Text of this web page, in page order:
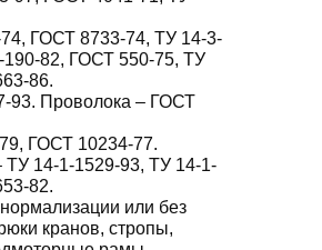
ГОСТ 8733-74, ТУ 14-3-
82, ГОСТ 550-75, ТУ
86.
93. Проволока – ГОСТ
ГОСТ 10234-77.
ТУ 14-1-1529-93, ТУ 14-1-
82.
или без
кранов, стропы,